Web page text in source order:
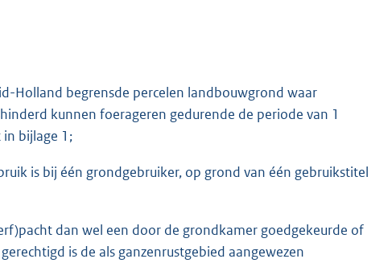
Holland begrensde percelen landbouwgrond waar
kunnen foerageren gedurende de periode van 1
bijlage 1;
is bij één grondgebruiker, op grond van één gebruikstitel
dan wel een door de grondkamer goedgekeurde of
is de als ganzenrustgebied aangewezen